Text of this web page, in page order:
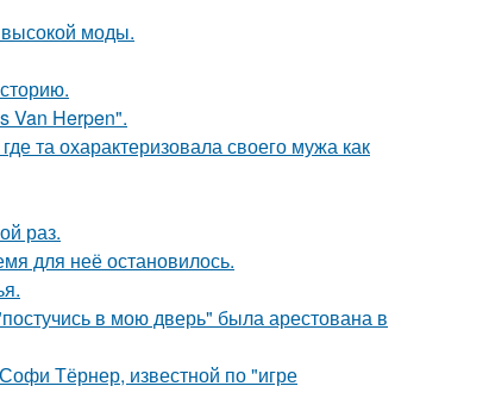
моды.
Van Herpen".
та охарактеризовала своего мужа как
раз.
для неё остановилось.
в мою дверь" была арестована в
Тёрнер, известной по "игре